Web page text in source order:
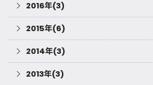
2016年(3)
2015年(6)
2014年(3)
2013年(3)